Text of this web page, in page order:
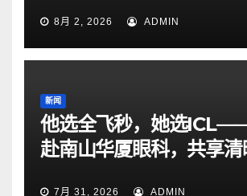
8月 2, 2026 ADMIN
新闻
他选全飞秒，她选
赴南山华厦眼科，共享
7月 31, 2026 ADMIN